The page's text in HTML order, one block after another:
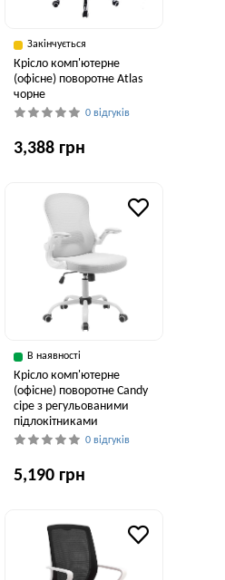
Закінчується
Крісло комп'ютерне
(офісне) поворотне Atlas
чорне
0 відгуків
3,388 грн
В наявності
Крісло комп'ютерне
(офісне) поворотне Candy
сіре з регульованими
підлокітниками
0 відгуків
5,190 грн